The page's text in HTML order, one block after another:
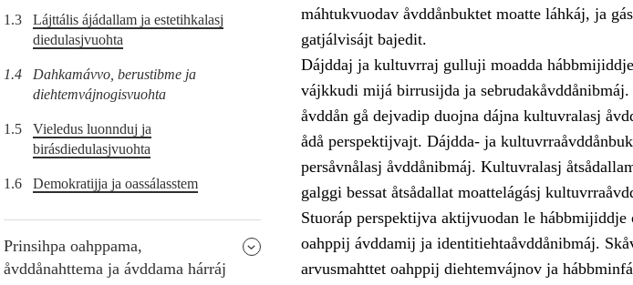
1.3
Lájttális ájádallam ja estetihkalasj
diedulasjvuohta
1.4
Dahkamávvo, berustibme ja
diehtemvájnogisvuohta
1.5
Vieledus luonnduj ja
birásdiedulasjvuohta
1.6 Demokratijja ja oassálasstem
Prinsihpa oahppama,
åvddånahttema ja ávddama hárráj
máhtukvuodav åvddånbuktet moatte láhkáj, ja
gatjálvisájt bajedit.
Dájddaj ja kultuvrraj gulluji moadda
vájkkudi mijá birrusijda ja
åvddån gå dejvadip duojna dájna kultuvralasj
ådå perspektijvajt. Dájdda- ja
persåvnålasj åvddånibmáj. Kultuvralasj
galggi bessat åtsådallat moattelágásj
Stuoráp perspektijva aktijvuodan le hábbmijiddje
oahppij ávddamij ja identitiehtaåvddånibmáj.
arvusmahttet oahppij diehtemvájnov ja